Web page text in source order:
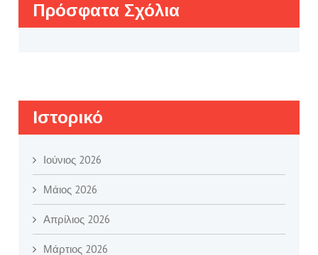
Πρόσφατα Σχόλια
Ιστορικό
Ιούνιος 2026
Μάιος 2026
Απρίλιος 2026
Μάρτιος 2026